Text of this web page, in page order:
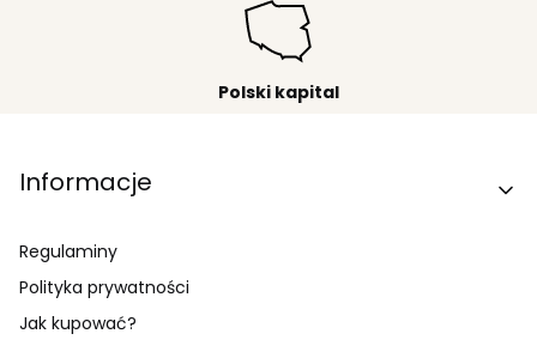
Polski kapital
Linki w stopce
Informacje
Regulaminy
Polityka prywatności
Jak kupować?